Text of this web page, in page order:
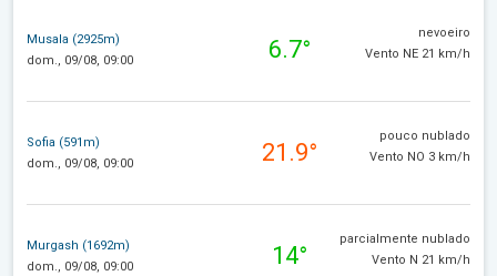
Musala (2925m)
dom., 09/08, 09:00
6.7°
nevoeiro
Vento NE 21 km/h
Sofia (591m)
dom., 09/08, 09:00
21.9°
pouco nublado
Vento NO 3 km/h
Murgash (1692m)
dom., 09/08, 09:00
14°
parcialmente nublado
Vento N 21 km/h